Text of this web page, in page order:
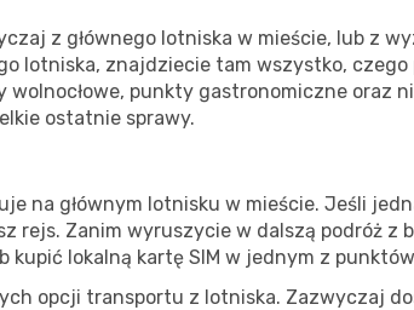
z głównego lotniska w mieście, lub z
lotniska, znajdziecie tam wszystko,
wolnocłowe, punkty gastronomiczne oraz
ostatnie sprawy.
na głównym lotnisku w mieście. Jeśli
rejs. Zanim wyruszycie w dalszą podróż z
lokalną kartę SIM w jednym z
opcji transportu z lotniska. Zazwyczaj